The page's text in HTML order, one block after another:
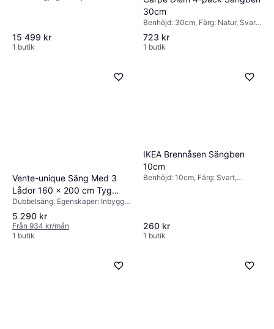
15 499 kr
1 butik
30cm
Benhöjd: 30cm, Färg: Natur, Svart,
Material: Ek
723 kr
1 butik
Vente-unique Säng Med 3
Lådor 160 x 200 cm Tyg
Beige Ramsäng
Dubbelsäng, Egenskaper: Inbyggd
förvaring
5 290 kr
Från 934 kr/mån
1 butik
IKEA Brennåsen Sängben
10cm
Benhöjd: 10cm, Färg: Svart,
260 kr
1 butik